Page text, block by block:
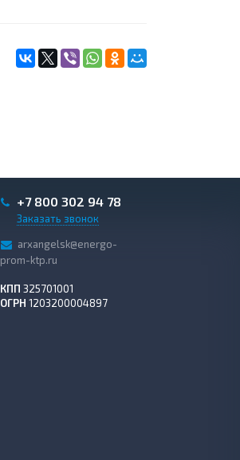
+7 800 302 94 78
Заказать звонок
arxangelsk@energo-
prom-ktp.ru
КПП 325701001
ОГРН 1203200004897